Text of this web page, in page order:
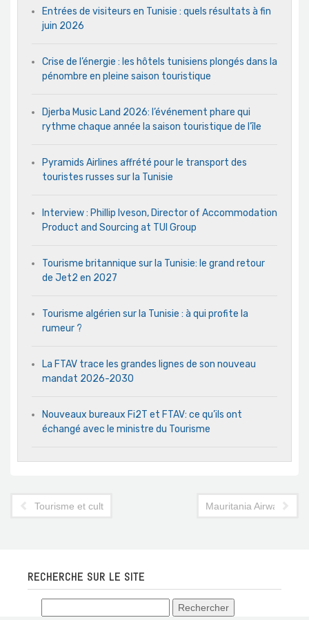
Entrées de visiteurs en Tunisie : quels résultats à fin
juin 2026
Crise de l’énergie : les hôtels tunisiens plongés dans la
pénombre en pleine saison touristique
Djerba Music Land 2026: l’événement phare qui
rythme chaque année la saison touristique de l’île
Pyramids Airlines affrété pour le transport des
touristes russes sur la Tunisie
Interview : Phillip Iveson, Director of Accommodation
Product and Sourcing at TUI Group
Tourisme britannique sur la Tunisie: le grand retour
de Jet2 en 2027
Tourisme algérien sur la Tunisie : à qui profite la
rumeur ?
La FTAV trace les grandes lignes de son nouveau
mandat 2026-2030
Nouveaux bureaux Fi2T et FTAV: ce qu’ils ont
échangé avec le ministre du Tourisme
Tourisme et culture : un mariage de raisonMauritania Airways
RECHERCHE SUR LE SITE